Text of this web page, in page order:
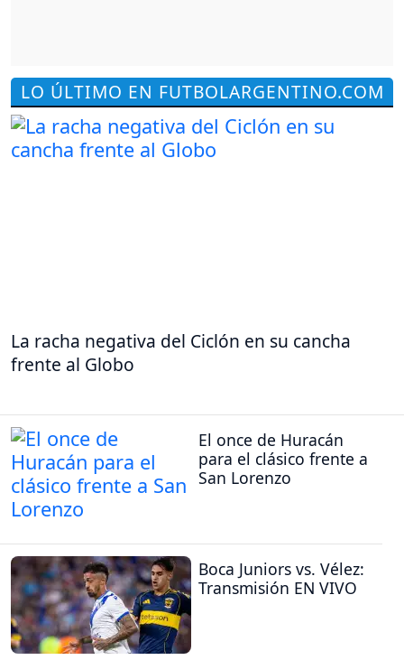
LO ÚLTIMO EN FUTBOLARGENTINO.COM
La racha negativa del Ciclón en su cancha
frente al Globo
El once de Huracán
para el clásico frente a
San Lorenzo
Boca Juniors vs. Vélez:
Transmisión EN VIVO